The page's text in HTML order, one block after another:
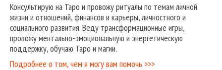
Консультирую на Таро и провожу ритуалы по темам личной
жизни и отношений, финансов и карьеры, личностного и
социального развития. Веду трансформационные игры,
провожу ментально-эмоциональную и энергетическую
поддержку, обучаю Таро и магии.
Подробнее о том, чем я могу вам помочь >>>